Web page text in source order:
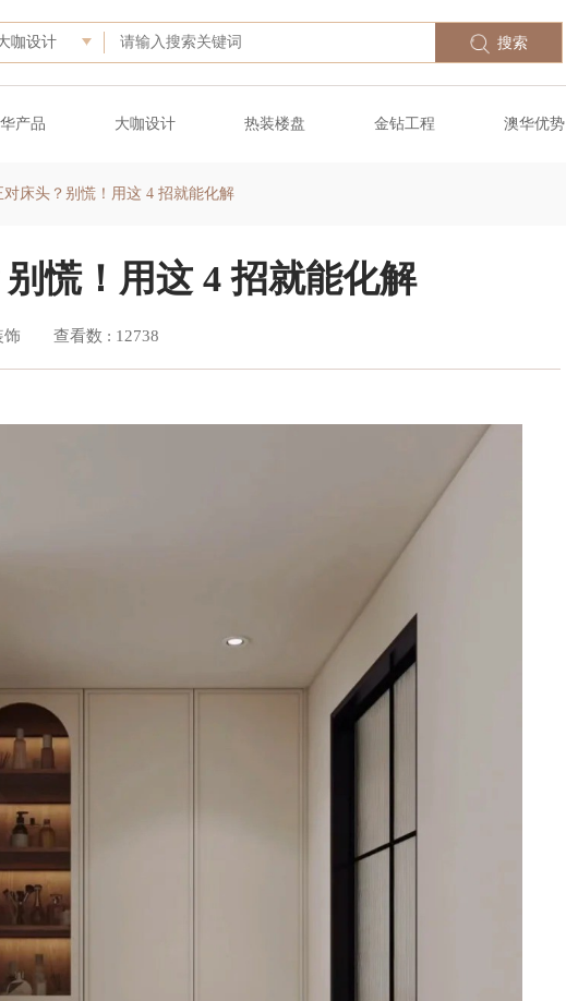
咖设计 搜索
产品 大咖设计 热装楼盘 金钻工程 澳华优势
对床头？别慌！用这 4 招就能化解
慌！用这 4 招就能化解
饰 查看数 : 12738